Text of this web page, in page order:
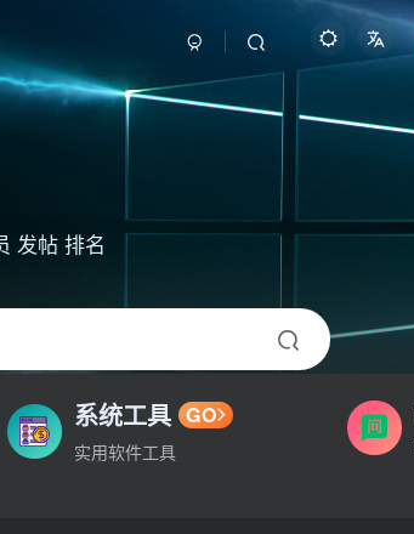
发帖 排名
系统工具 GO
实用软件工具